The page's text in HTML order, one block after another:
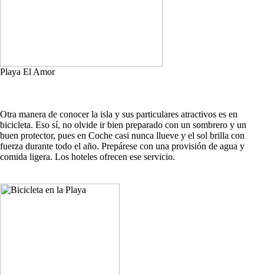
Playa El Amor
Otra manera de conocer la isla y sus particulares atractivos es en
bicicleta. Eso sí, no olvide ir bien preparado con un sombrero y un
buen protector, pues en Coche casi nunca llueve y el sol brilla con
fuerza durante todo el año. Prepárese con una provisión de agua y
comida ligera. Los hoteles ofrecen ese servicio.